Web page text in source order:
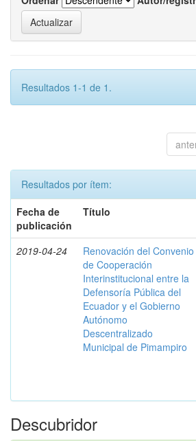
Resultados 1-1 de 1.
Resultados por ítem:
Fecha de
publicación
Título
2019-04-24
Renovación del Convenio
de Cooperación
Interinstitucional entre la
Defensoría Pública del
Ecuador y el Gobierno
Autónomo
Descentralizado
Municipal de Pimampiro
Descubridor